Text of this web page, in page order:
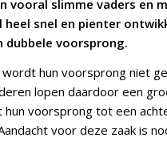
vooral slimme vaders en
snel en pienter
dubbele voorsprong.
hun voorsprong niet
lopen daardoor een
voorsprong tot een
voor deze zaak is